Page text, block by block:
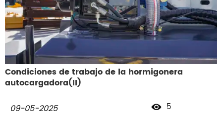
Condiciones de trabajo de la hormigonera
autocargadora(II)
09-05-2025
 5